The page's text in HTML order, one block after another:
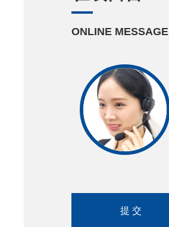
ONLINE MESSAGE